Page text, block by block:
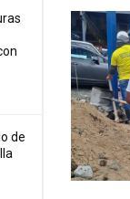
de